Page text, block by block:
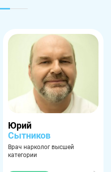
Юрий
Сытников
Врач нарколог высшей
категории